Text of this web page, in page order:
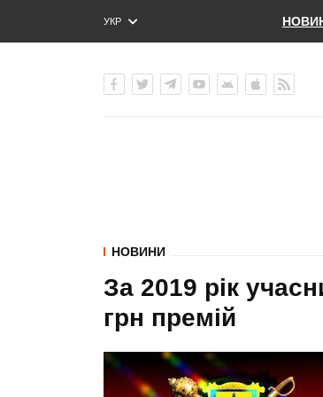
УКР
ENG
НОВИНИ
За 2019 рік
грн премій